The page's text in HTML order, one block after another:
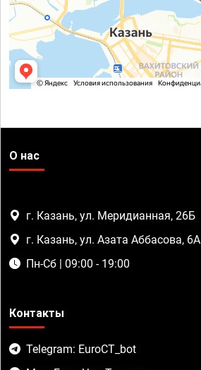
О нас
г. Казань, ул. Меридианная, 26Б
г. Казань, ул. Азата Аббасова, 6А
Пн-Сб | 09:00 - 19:00
Контакты
Telegram: EuroCT_bot